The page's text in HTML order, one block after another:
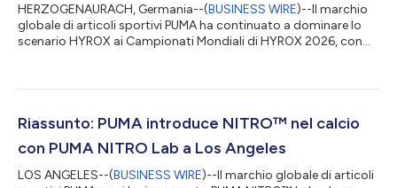
HERZOGENAURACH, Germania--(BUSINESS WIRE)--Il marchio
globale di articoli sportivi PUMA ha continuato a dominare lo
scenario HYROX ai Campionati Mondiali di HYROX 2026, con
Pettrow, che ha vinto la staffetta mista con l'Australia per il
tempo mitico di 50:19. Il momento d'oro di Pettrow è giunto
Riassunto: PUMA introduce NITRO™ nel calcio
con PUMA NITRO Lab a Los Angeles
LOS ANGELES--(BUSINESS WIRE)--Il marchio globale di articoli